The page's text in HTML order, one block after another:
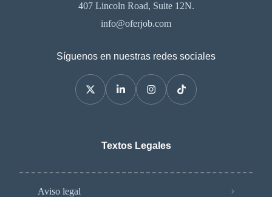
407 Lincoln Road, Suite 12N.
info@oferjob.com
Síguenos en nuestras redes sociales
Textos Legales
Aviso legal